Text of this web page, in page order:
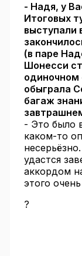
- Надя, у
Итоговых
выступали
(в паре
Шонесси
обыграла
багаж
- Это было
каком-то
удастся
аккордом
этого
?